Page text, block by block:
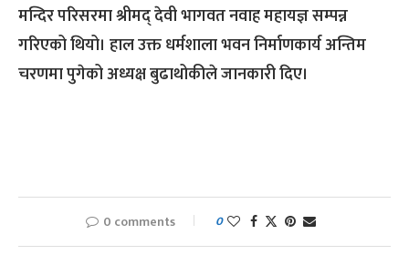
मन्दिर परिसरमा श्रीमद् देवी भागवत नवाह महायज्ञ सम्पन्न
गरिएको थियो। हाल उक्त धर्मशाला भवन निर्माणकार्य अन्तिम
चरणमा पुगेको अध्यक्ष बुढाथोकीले जानकारी दिए।
0 comments 0